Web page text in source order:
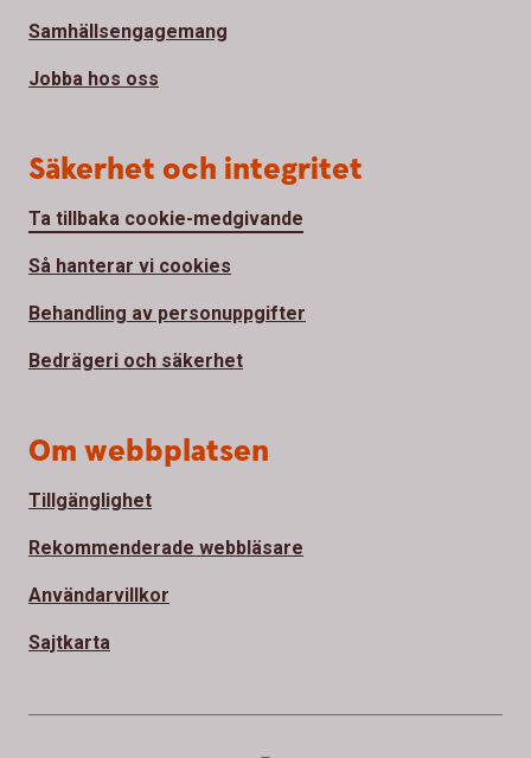
Samhällsengagemang
Jobba hos oss
Säkerhet och integritet
Ta tillbaka cookie-medgivande
Så hanterar vi cookies
Behandling av personuppgifter
Bedrägeri och säkerhet
Om webbplatsen
Tillgänglighet
Rekommenderade webbläsare
Användarvillkor
Sajtkarta